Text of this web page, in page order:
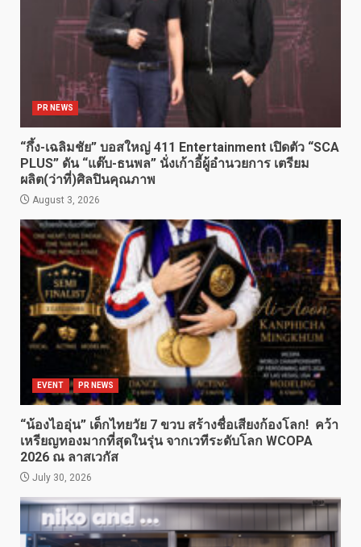
PR NEWS
“กึ้ง-เฉลิมชัย” บอสใหญ่ 411 Entertainment เปิดตัว “SCA
PLUS” ดัน “แต๊บ-ธนพล” นั่งเก้าอี้ผู้อำนวยการ เตรียม
ผลิต(ว่าที่)ศิลปินคุณภาพ
August 3, 2026
EVENT PR NEWS
“น้องไออุ่น” เด็กไทยวัย 7 ขวบ สร้างชื่อเสียงก้องโลก! คว้า
เหรียญทองมากที่สุดในรุ่น จากเวทีระดับโลก WCOPA
2026 ณ ลาสเวกัส
July 30, 2026